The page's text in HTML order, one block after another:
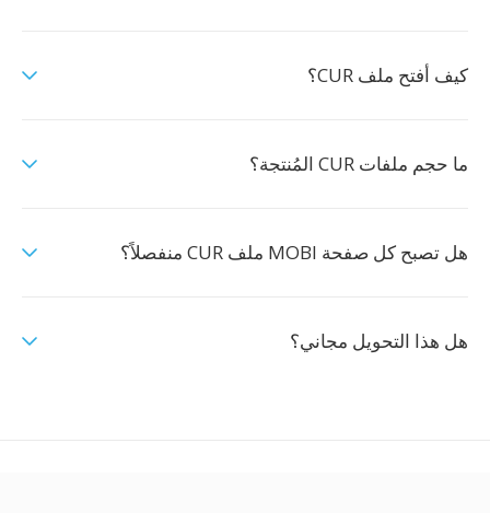
كيف أفتح ملف CUR؟
ما حجم ملفات CUR المُنتجة؟
هل تصبح كل صفحة MOBI ملف CUR منفصلاً؟
هل هذا التحويل مجاني؟